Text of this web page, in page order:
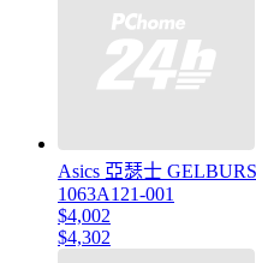
Asics 亞瑟士
1063A121-001
$4,002
$4,302